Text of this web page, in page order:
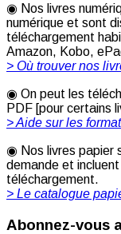
◉ Nos livres
numérique et sont
téléchargement
Amazon, Kobo,
> Où trouver nos
◉ On peut les
PDF [pour certains
> Aide sur les
◉ Nos livres papier
demande et
téléchargement.
> Le catalogue
Abonnez-vous